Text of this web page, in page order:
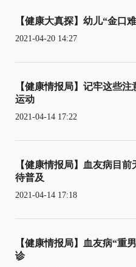
【健康大真探】幼儿“金口
2021-04-20 14:27
【健康情报局】记牢这些
运动
2021-04-14 17:22
【健康情报局】血友病目
待普及
2021-04-14 17:18
【健康情报局】血友病“重
诊